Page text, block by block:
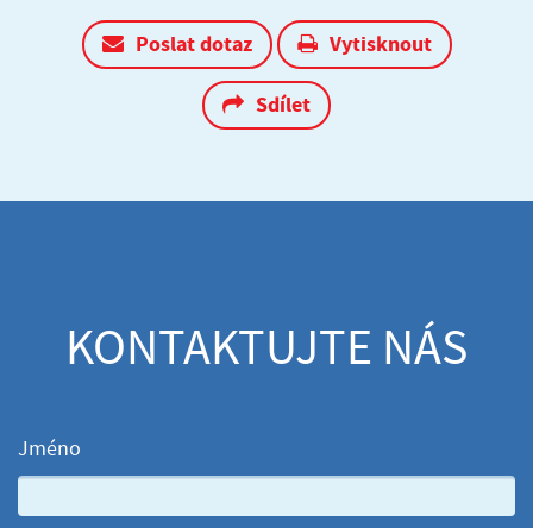
Poslat dotaz Vytisknout
Sdílet
KONTAKTUJTE NÁS
Jméno